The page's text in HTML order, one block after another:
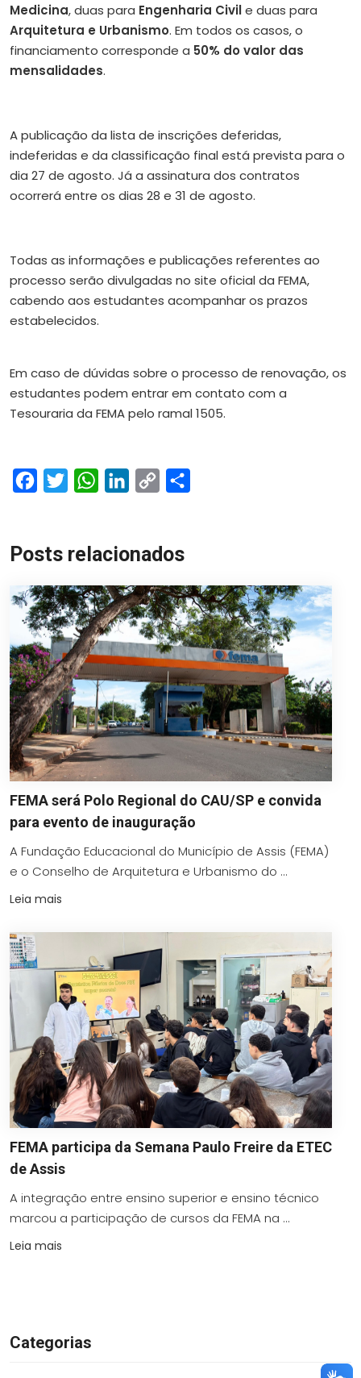
Medicina, duas para Engenharia Civile duas para
Arquitetura e Urbanismo. Em todos os casos, o
financiamento corresponde a 50% do valor das
mensalidades.
A publicação da lista de inscrições deferidas,
indeferidas e da classificação final está prevista para o
dia 27 de agosto. Já a assinatura dos contratos
ocorrerá entre os dias 28 e 31 de agosto.
Todas as informações e publicações referentes ao
processo serão divulgadas no site oficial da FEMA,
cabendo aos estudantes acompanhar os prazos
estabelecidos.
Em caso de dúvidas sobre o processo de renovação, os
estudantes podem entrar em contato com a
Tesouraria da FEMA pelo ramal 1505.
FacebookTwitterWhatsAppLinkedIn
Copy
Posts relacionados
FEMA será Polo Regional do CAU/SP e convida
para evento de inauguração
A Fundação Educacional do Município de Assis (FEMA)
e o Conselho de Arquitetura e Urbanismo do ...
Leia mais
FEMA participa da Semana Paulo Freire da ETEC
de Assis
A integração entre ensino superior e ensino técnico
marcou a participação de cursos da FEMA na ...
Leia mais
Categorias